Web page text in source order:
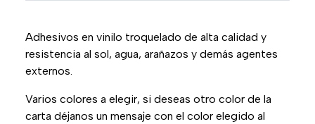
Adhesivos en vinilo troquelado de alta calidad y
resistencia al sol, agua, arañazos y demás agentes
externos.
Varios colores a elegir, si deseas otro color de la
carta déjanos un mensaje con el color elegido al